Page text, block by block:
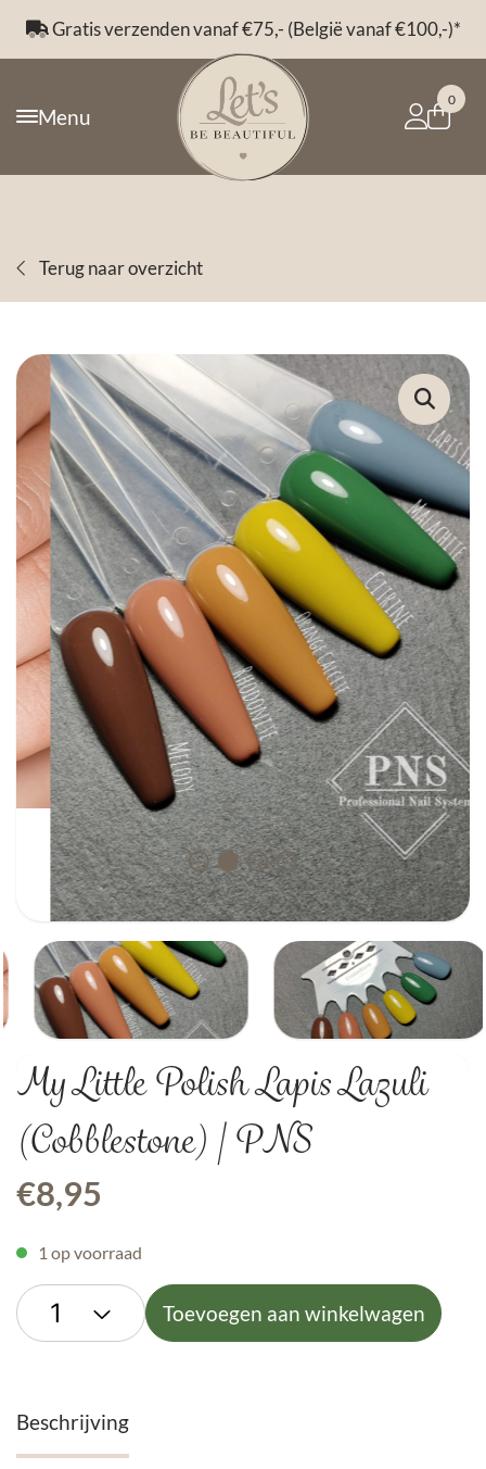
Gratis verzenden vanaf €75,- (België vanaf €100,-)*
Menu
0
Terug naar overzicht
My Little Polish Lapis Lazuli
(Cobblestone) | PNS
€8,95
1 op voorraad
Toevoegen aan winkelwagen
Beschrijving